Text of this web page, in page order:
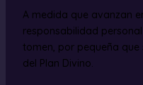
A medida que avanzan
responsabilidad
tomen, por pequeña
del Plan Divino.